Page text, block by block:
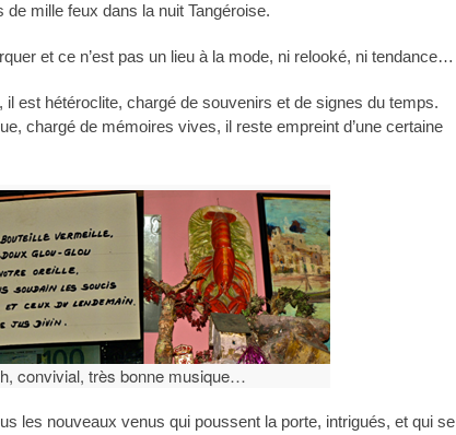
mille feux dans la nuit Tangéroise.
et ce n’est pas un lieu à la mode, ni relooké, ni tendance…
il est hétéroclite, chargé de souvenirs et de signes du temps.
chargé de mémoires vives, il reste empreint d’une certaine
convivial, très bonne musique…
les nouveaux venus qui poussent la porte, intrigués, et qui se